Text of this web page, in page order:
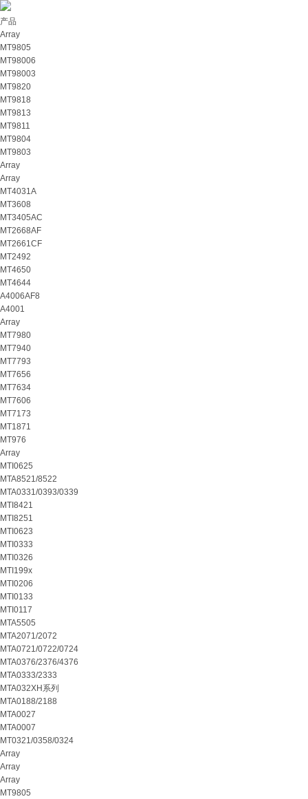
产品
Array
MT9805
MT98006
MT98003
MT9820
MT9818
MT9813
MT9811
MT9804
MT9803
Array
Array
MT4031A
MT3608
MT3405AC
MT2668AF
MT2661CF
MT2492
MT4650
MT4644
A4006AF8
A4001
Array
MT7980
MT7940
MT7793
MT7656
MT7634
MT7606
MT7173
MT1871
MT976
Array
MTI0625
MTA8521/8522
MTA0331/0393/0339
MTI8421
MTI8251
MTI0623
MTI0333
MTI0326
MTI199x
MTI0206
MTI0133
MTI0117
MTA5505
MTA2071/2072
MTA0721/0722/0724
MTA0376/2376/4376
MTA0333/2333
MTA032XH系列
MTA0188/2188
MTA0027
MTA0007
MT0321/0358/0324
Array
Array
Array
MT9805